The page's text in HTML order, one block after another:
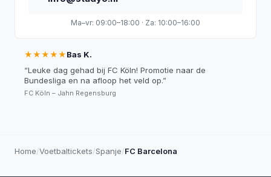
Ma–vr: 09:00–18:00 · Za: 10:00–16:00
★★★★★Bas K.
“Leuke dag gehad bij FC Köln! Promotie naar de
Bundesliga en na afloop het veld op.”
FC Köln – Jahn Regensburg
Home/Voetbaltickets/Spanje/FC Barcelona